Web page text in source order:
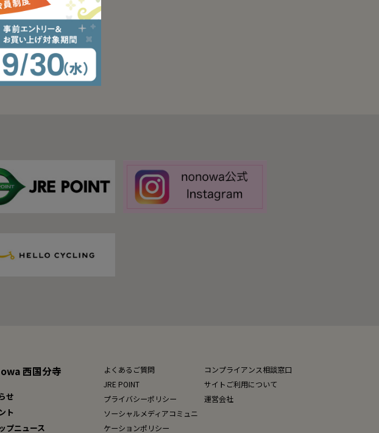
西国分寺
せ
ト
プニュース
よくあるご質問
JRE POINT
プライバシーポリシー
ソーシャルメディアコミュニ
ケーションポリシー
コンプライアンス相談窓口
サイトご利用について
運営会社